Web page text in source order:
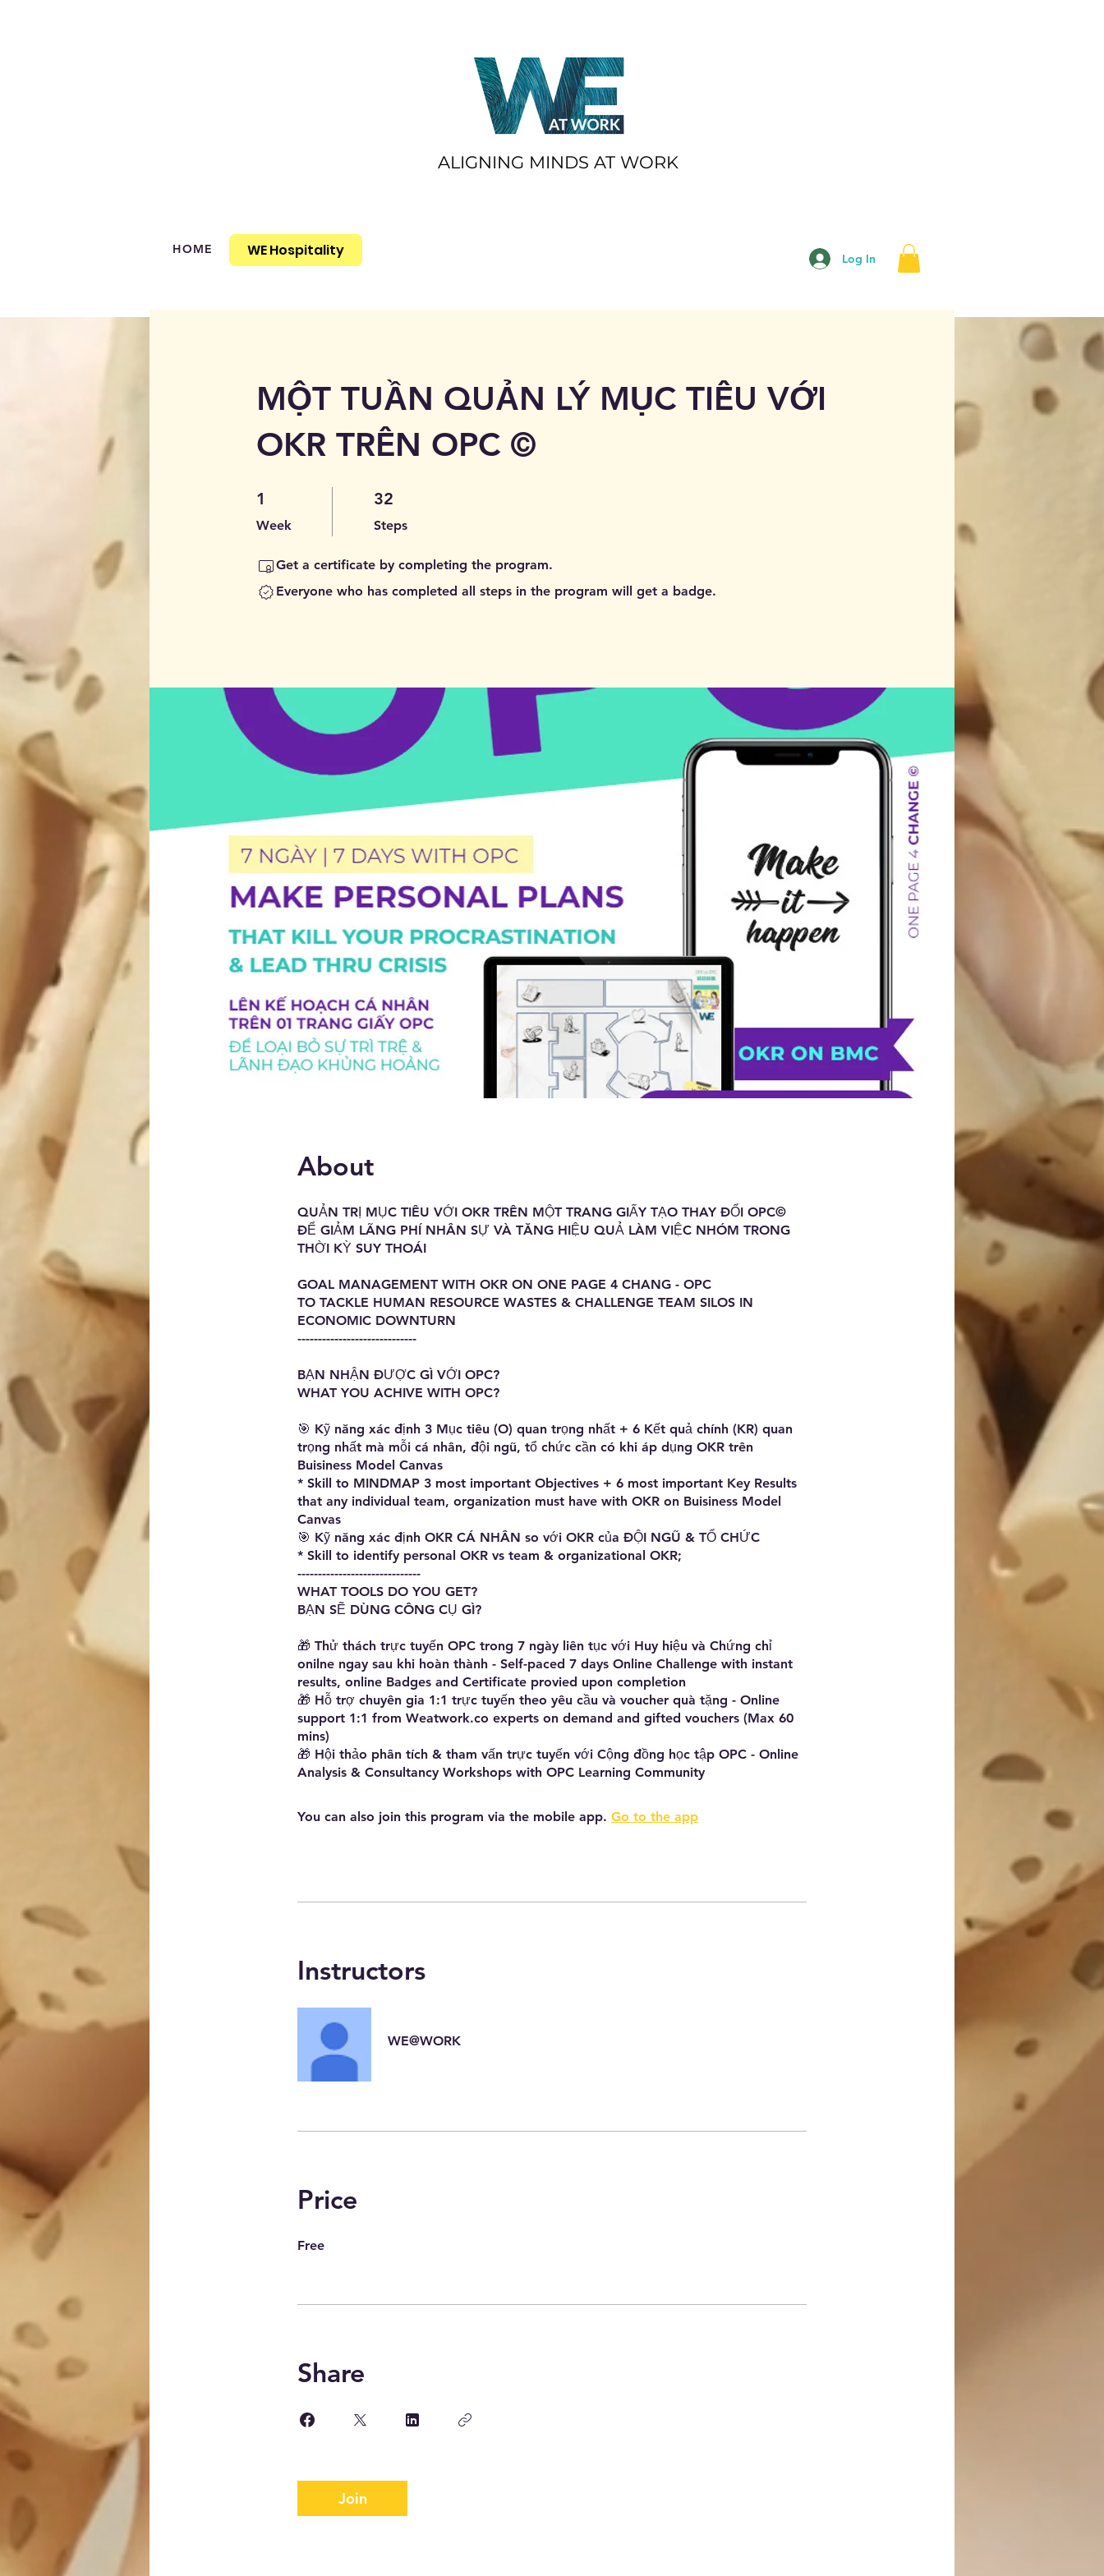
ALIGNING MINDS AT WORK
HOME WE Hospitality Log In
MỘT TUẦN QUẢN LÝ MỤC TIÊU VỚI
OKR TRÊN OPC ©️
1
Week
1 Week 32
Steps
32 Steps
Get a certificate by completing the program.
Everyone who has completed all steps in the program will get a badge.
About
QUẢN TRỊ MỤC TIÊU VỚI OKR TRÊN MỘT TRANG GIẤY TẠO THAY ĐỔI OPC©️
ĐỂ GIẢM LÃNG PHÍ NHÂN SỰ VÀ TĂNG HIỆU QUẢ LÀM VIỆC NHÓM TRONG
THỜI KỲ SUY THOÁI
GOAL MANAGEMENT WITH OKR ON ONE PAGE 4 CHANG - OPC
TO TACKLE HUMAN RESOURCE WASTES & CHALLENGE TEAM SILOS IN
ECONOMIC DOWNTURN
-----------------------------
BẠN NHẬN ĐƯỢC GÌ VỚI OPC?
WHAT YOU ACHIVE WITH OPC?
🎯 Kỹ năng xác định 3 Mục tiêu (O) quan trọng nhất + 6 Kết quả chính (KR) quan
trọng nhất mà mỗi cá nhân, đội ngũ, tổ chức cần có khi áp dụng OKR trên
Buisiness Model Canvas
* Skill to MINDMAP 3 most important Objectives + 6 most important Key Results
that any individual team, organization must have with OKR on Buisiness Model
Canvas
🎯 Kỹ năng xác định OKR CÁ NHÂN so với OKR của ĐỘI NGŨ & TỔ CHỨC
* Skill to identify personal OKR vs team & organizational OKR;
------------------------------
WHAT TOOLS DO YOU GET?
BẠN SẼ DÙNG CÔNG CỤ GÌ?
🎁 Thử thách trực tuyến OPC trong 7 ngày liên tục với Huy hiệu và Chứng chỉ
onilne ngay sau khi hoàn thành - Self-paced 7 days Online Challenge with instant
results, online Badges and Certificate provied upon completion
🎁 Hỗ trợ chuyên gia 1:1 trực tuyến theo yêu cầu và voucher quà tặng - Online
support 1:1 from Weatwork.co experts on demand and gifted vouchers (Max 60
mins)
🎁 Hội thảo phân tích & tham vấn trực tuyến với Cộng đồng học tập OPC - Online
Analysis & Consultancy Workshops with OPC Learning Community
You can also join this program via the mobile app. Go to the app
Instructors
WE@WORK
Price
Free
Share
Join